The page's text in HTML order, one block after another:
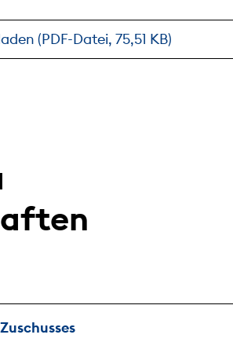
(PDF-Datei, 75,51 KB)